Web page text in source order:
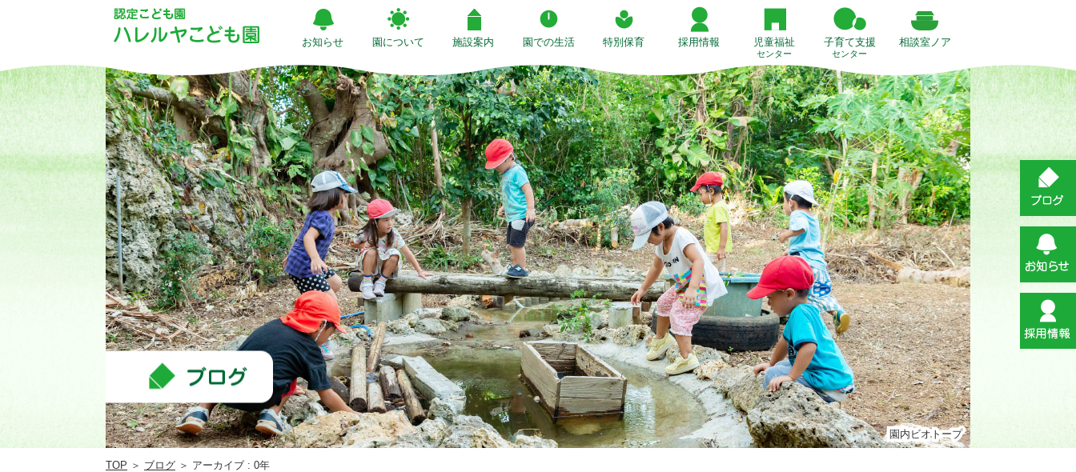
|
ハ
レ
ル
ヤ
こ
ど
も
園
お知らせ 園について 施設案内 園での生活 特別保育 採用情報 児童福祉
センター
子育て支援
センター
相談室ノア
園内ビオトープ
園内ビオトープ
TOP ＞ ブログ ＞ アーカイブ : 0年